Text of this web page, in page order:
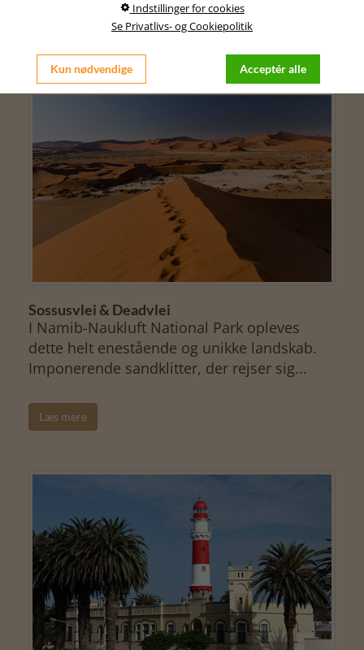
Sossusvlei & Deadvlei
I Namib-Naukluft National Park opleves
dette helt enestående og unikke landskab.
Imponerende sandklitter, der rejser sig...
Læs mere
Indstillinger for cookies
Se Privatlivs- og Cookiepolitik
Kun nødvendige Acceptér alle